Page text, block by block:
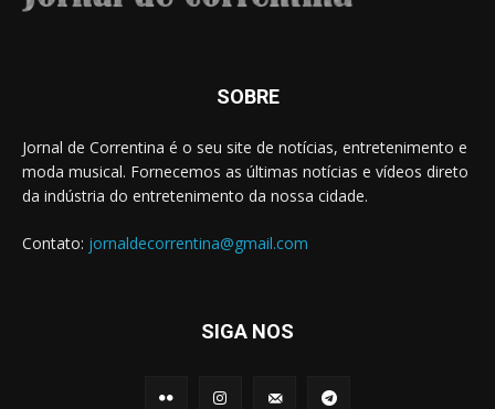
SOBRE
Jornal de Correntina é o seu site de notícias, entretenimento e
moda musical. Fornecemos as últimas notícias e vídeos direto
da indústria do entretenimento da nossa cidade.
Contato: jornaldecorrentina@gmail.com
SIGA NOS